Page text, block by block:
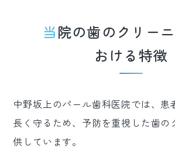
当院の歯のクリー
おける特徴
中野坂上のパール歯科医院では、患
長く守るため、予防を重視した歯の
供しています。